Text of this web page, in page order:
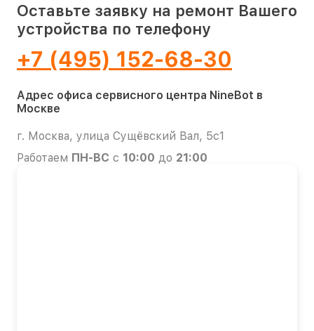
Оставьте заявку на ремонт Вашего
устройства по телефону
+7 (495) 152-68-30
Адрес офиса сервисного центра NineBot в
Москве
г. Москва, улица Сущёвский Вал, 5с1
Работаем ПН-ВС с 10:00 до 21:00